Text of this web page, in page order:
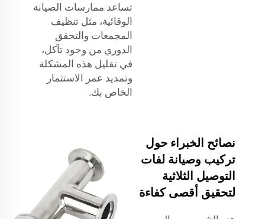
تساعد ممارسات الصيانة
الوقائية، مثل تنظيف
المجمعات والتحقق
الدوري من وجود تآكل،
في تقليل هذه المشكلة
وتمديد عمر الاستثمار
الخاص بك.
نصائح الخبراء حول
تركيب وصيانة لفات
التوصيل الثلاثية
لتحقيق أقصى كفاءة